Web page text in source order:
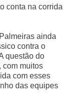
conta na corrida
ainda
contra o
questão do
com muitos
com esses
das equipes